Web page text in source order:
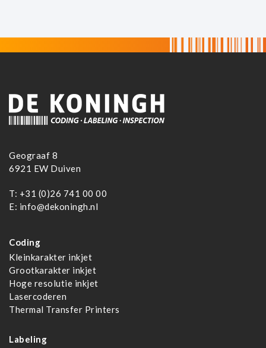
Geograaf 8
6921 EW Duiven
T: +31 (0)26 741 00 00
E: info@dekoningh.nl
Coding
Kleinkarakter inkjet
Grootkarakter inkjet
Hoge resolutie inkjet
Lasercoderen
Thermal Transfer Printers
Labeling